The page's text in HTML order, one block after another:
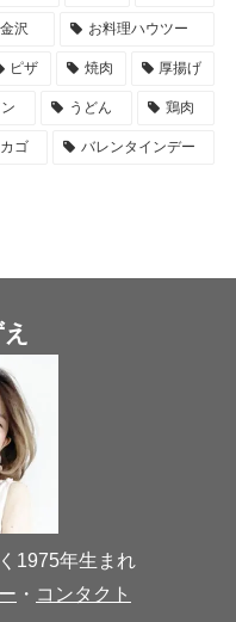
金沢 お料理ハウツー
ピザ 焼肉 厚揚げ
うどん 鶏肉
ゴ バレンタインデー
1975年生まれ
・ コンタクト